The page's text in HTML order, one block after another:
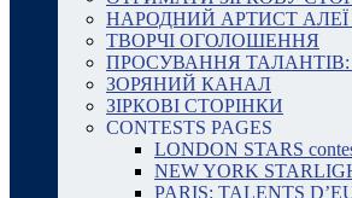
НАРОДНИЙ АРТИСТ АЛЕЇ
ТВОРЧІ ОГОЛОШЕННЯ
ПРОСУВАННЯ ТАЛАНТІВ:
ЗОРЯНИЙ КАНАЛ
ЗІРКОВІ СТОРІНКИ
CONTESTS PAGES
LONDON STARS
NEW YORK
PARIS: TALENTS